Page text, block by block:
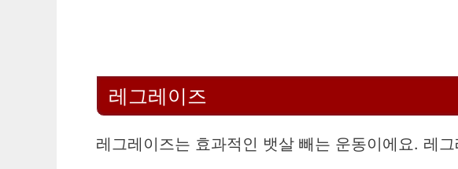
레그레이즈
레그레이즈는 효과적인 뱃살 빼는 운동이에요. 레